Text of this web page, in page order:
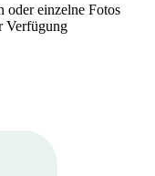
oder einzelne Fotos
Verfügung